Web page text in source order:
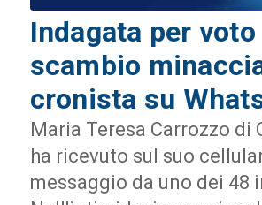
Indagata per voto
scambio
cronista su
Maria Teresa Carrozzo di
ha ricevuto sul suo
messaggio da uno dei 48